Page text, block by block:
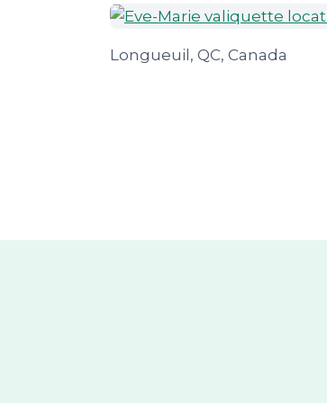
Longueuil, QC, Canada